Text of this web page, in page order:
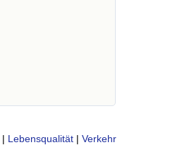
| Lebensqualität | Verkehr